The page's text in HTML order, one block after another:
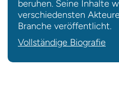
beruhen. Seine Inhalte
verschiedensten
Branche veröffentlicht.
Vollständige Biografie